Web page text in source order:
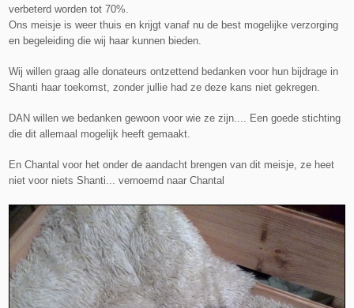
verbeterd worden tot 70%.
Ons meisje is weer thuis en krijgt vanaf nu de best mogelijke verzorging
en begeleiding die wij haar kunnen bieden.
Wij willen graag alle donateurs ontzettend bedanken voor hun bijdrage in
Shanti haar toekomst, zonder jullie had ze deze kans niet gekregen.
DAN willen we bedanken gewoon voor wie ze zijn.... Een goede stichting
die dit allemaal mogelijk heeft gemaakt.
En Chantal voor het onder de aandacht brengen van dit meisje, ze heet
niet voor niets Shanti... vernoemd naar Chantal